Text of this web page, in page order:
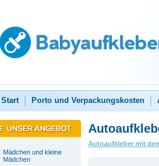
Start Porto und Verpackungskosten
Mädchen und kleine
Mädchen
Autoaufkleber mit